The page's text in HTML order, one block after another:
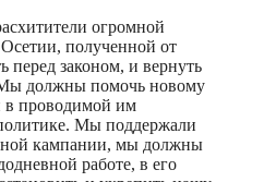
огромной
полученной от
перед законом, и вернуть
должны помочь новому
в проводимой им
Мы поддержали
кампании, мы должны
работе, в его